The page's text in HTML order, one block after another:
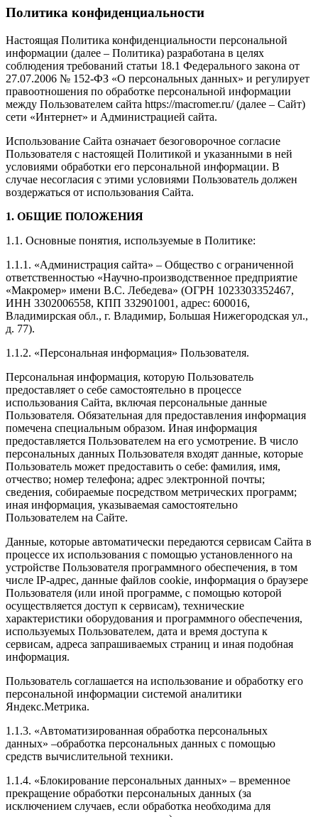
Политика конфиденциальности
Настоящая Политика конфиденциальности персональной
информации (далее – Политика) разработана в целях
соблюдения требований статьи 18.1 Федерального закона от
27.07.2006 № 152-ФЗ «О персональных данных» и регулирует
правоотношения по обработке персональной информации
между Пользователем сайта https://macromer.ru/ (далее – Сайт)
сети «Интернет» и Администрацией сайта.
Использование Сайта означает безоговорочное согласие
Пользователя с настоящей Политикой и указанными в ней
условиями обработки его персональной информации. В
случае несогласия с этими условиями Пользователь должен
воздержаться от использования Сайта.
1. ОБЩИЕ ПОЛОЖЕНИЯ
1.1. Основные понятия, используемые в Политике:
1.1.1. «Администрация сайта» – Общество с ограниченной
ответственностью «Научно-производственное предприятие
«Макромер» имени В.С. Лебедева» (ОГРН 1023303352467,
ИНН 3302006558, КПП 332901001, адрес: 600016,
Владимирская обл., г. Владимир, Большая Нижегородская ул.,
д. 77).
1.1.2. «Персональная информация» Пользователя.
Персональная информация, которую Пользователь
предоставляет о себе самостоятельно в процессе
использования Сайта, включая персональные данные
Пользователя. Обязательная для предоставления информация
помечена специальным образом. Иная информация
предоставляется Пользователем на его усмотрение. В число
персональных данных Пользователя входят данные, которые
Пользователь может предоставить о себе: фамилия, имя,
отчество; номер телефона; адрес электронной почты;
сведения, собираемые посредством метрических программ;
иная информация, указываемая самостоятельно
Пользователем на Сайте.
Данные, которые автоматически передаются сервисам Сайта в
процессе их использования с помощью установленного на
устройстве Пользователя программного обеспечения, в том
числе IP-адрес, данные файлов cookie, информация о браузере
Пользователя (или иной программе, с помощью которой
осуществляется доступ к сервисам), технические
характеристики оборудования и программного обеспечения,
используемых Пользователем, дата и время доступа к
сервисам, адреса запрашиваемых страниц и иная подобная
информация.
Пользователь соглашается на использование и обработку его
персональной информации системой аналитики
Яндекс.Метрика.
1.1.3. «Автоматизированная обработка персональных
данных» –обработка персональных данных с помощью
средств вычислительной техники.
1.1.4. «Блокирование персональных данных» – временное
прекращение обработки персональных данных (за
исключением случаев, если обработка необходима для